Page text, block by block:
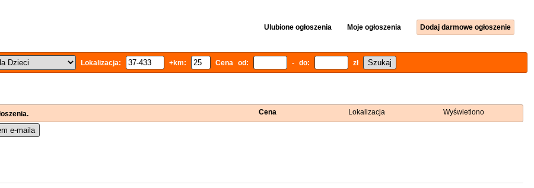
Ulubione ogłoszenia Moje ogłoszenia Dodaj darmowe ogłoszenie
Lokalizacja: +km: Cena od: - do: zł
Cena Lokalizacja Wyświetlono
e-maila